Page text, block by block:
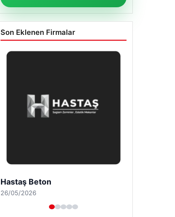
Son Eklenen Firmalar
Enes Kaplan Avukatlık Bürosu
28/04/2026